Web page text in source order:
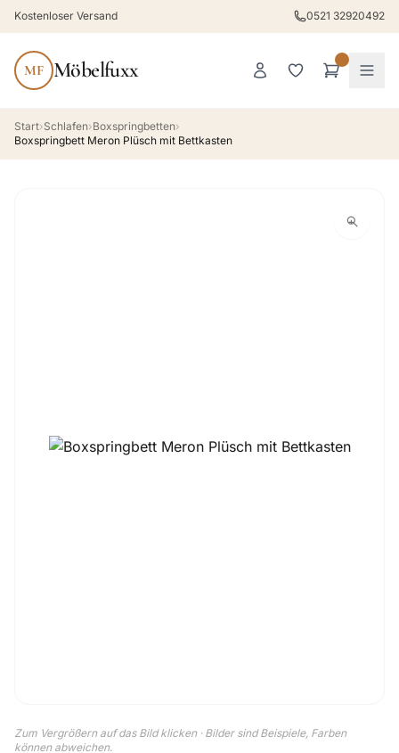
Kostenloser Versand 0521 32920492
MF Möbelfuxx
Start›Schlafen›Boxspringbetten›
Boxspringbett Meron Plüsch mit Bettkasten
Zum Vergrößern auf das Bild klicken · Bilder sind Beispiele, Farben
können abweichen.